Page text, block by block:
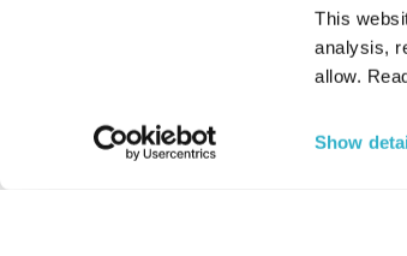
This
analysis,
allow.
Show